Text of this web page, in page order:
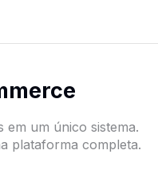
em um único sistema.
plataforma completa.